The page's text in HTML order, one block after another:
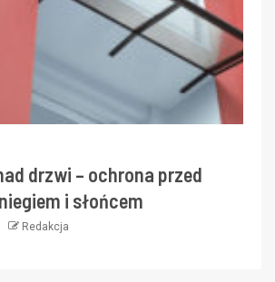
drzwi – ochrona przed
i słońcem
Redakcja